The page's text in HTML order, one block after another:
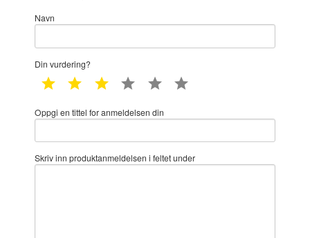
Navn
Din vurdering?
1 star 2 star 3 star 4 star 5 star
Oppgi en tittel for anmeldelsen din
Skriv inn produktanmeldelsen i feltet under